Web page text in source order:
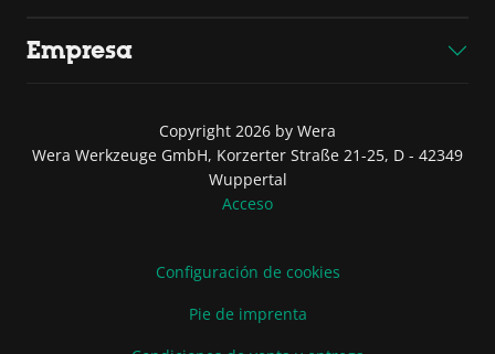
Empresa
Copyright 2026 by Wera
Wera Werkzeuge GmbH, Korzerter Straße 21-25, D - 42349
Wuppertal
Acceso
Configuración de cookies
Pie de imprenta